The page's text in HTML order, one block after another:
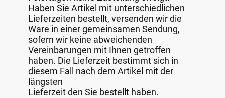
Haben Sie Artikel mit unterschiedlichen
Lieferzeiten bestellt, versenden wir die
Ware in einer gemeinsamen Sendung,
sofern wir keine abweichenden
Vereinbarungen mit Ihnen getroffen
haben. Die Lieferzeit bestimmt sich in
diesem Fall nach dem Artikel mit der
längsten
Lieferzeit den Sie bestellt haben.